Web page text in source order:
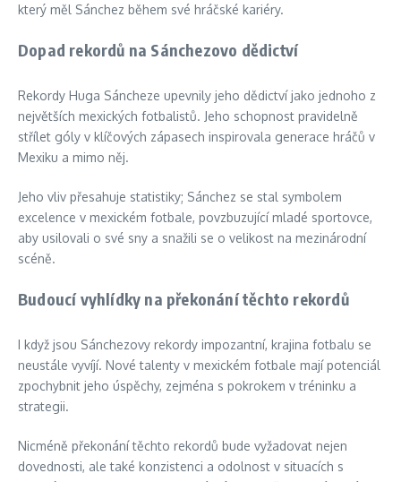
který měl Sánchez během své hráčské kariéry.
Dopad rekordů na Sánchezovo dědictví
Rekordy Huga Sáncheze upevnily jeho dědictví jako jednoho z
největších mexických fotbalistů. Jeho schopnost pravidelně
střílet góly v klíčových zápasech inspirovala generace hráčů v
Mexiku a mimo něj.
Jeho vliv přesahuje statistiky; Sánchez se stal symbolem
excelence v mexickém fotbale, povzbuzující mladé sportovce,
aby usilovali o své sny a snažili se o velikost na mezinárodní
scéně.
Budoucí vyhlídky na překonání těchto rekordů
I když jsou Sánchezovy rekordy impozantní, krajina fotbalu se
neustále vyvíjí. Nové talenty v mexickém fotbale mají potenciál
zpochybnit jeho úspěchy, zejména s pokrokem v tréninku a
strategii.
Nicméně překonání těchto rekordů bude vyžadovat nejen
dovednosti, ale také konzistenci a odolnost v situacích s